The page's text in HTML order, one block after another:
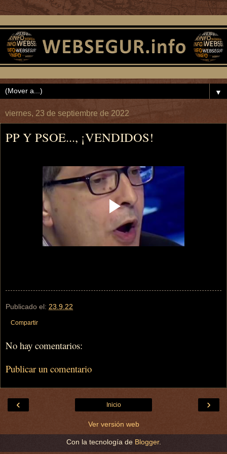
▼
viernes, 23 de septiembre de 2022
PP Y PSOE..., ¡VENDIDOS!
Publicado el: 23.9.22
Compartir
No hay comentarios:
Publicar un comentario
‹ ›
Inicio
Ver versión web
Con la tecnología de Blogger.